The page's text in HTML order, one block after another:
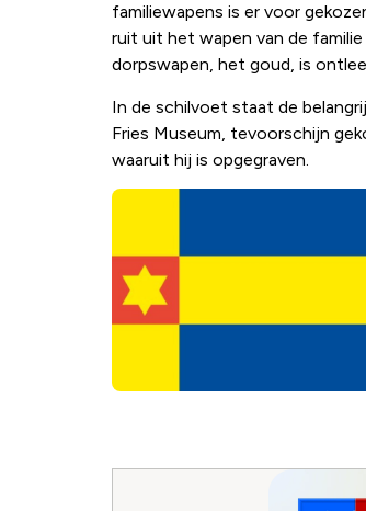
familiewapens is er voor
ruit uit het wapen van de
dorpswapen, het goud, is
In de schilvoet staat de
Fries Museum, tevoorschijn
waaruit hij is opgegraven.